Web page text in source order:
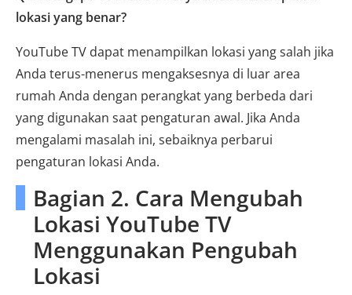
lokasi yang benar?
YouTube TV dapat menampilkan lokasi yang salah jika
Anda terus-menerus mengaksesnya di luar area
rumah Anda dengan perangkat yang berbeda dari
yang digunakan saat pengaturan awal. Jika Anda
mengalami masalah ini, sebaiknya perbarui
pengaturan lokasi Anda.
Bagian 2. Cara Mengubah
Lokasi YouTube TV
Menggunakan Pengubah
Lokasi